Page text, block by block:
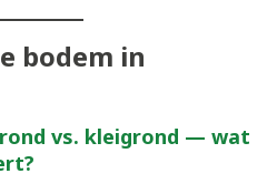
bodem in
vs. kleigrond — wat